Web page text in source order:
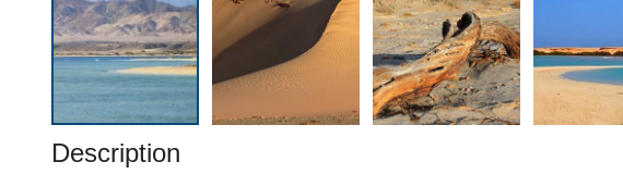
Description